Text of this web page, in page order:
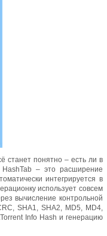
станет понятно – есть ли в
– это расширение
интегрируется в
использует совсем
вычисление контрольной
SHA1, SHA2, MD5, MD4,
Info Hash и генерацию